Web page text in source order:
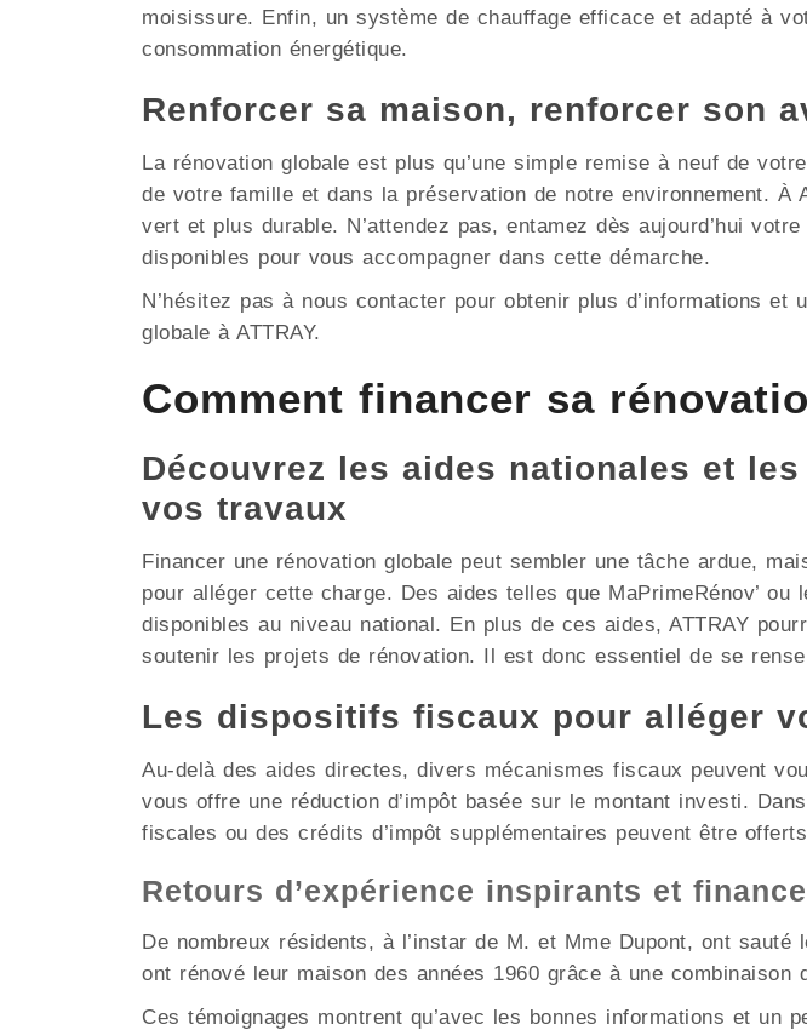
moisissure. Enfin, un système de chauffage efficace et adapté à
consommation énergétique.
Renforcer sa maison, renforcer son
La rénovation globale est plus qu’une simple remise à neuf de
de votre famille et dans la préservation de notre environnement. À
vert et plus durable. N’attendez pas, entamez dès aujourd’hui
disponibles pour vous accompagner dans cette démarche.
N’hésitez pas à nous contacter pour obtenir plus d’informations
globale à ATTRAY.
Comment financer sa
Découvrez les aides nationales et
vos travaux
Financer une rénovation globale peut sembler une tâche ardue,
pour alléger cette charge. Des aides telles que MaPrimeRénov’
disponibles au niveau national. En plus de ces aides, ATTRAY
soutenir les projets de rénovation. Il est donc essentiel de se
Les dispositifs fiscaux pour alléger
Au-delà des aides directes, divers mécanismes fiscaux peuvent
vous offre une réduction d’impôt basée sur le montant investi.
fiscales ou des crédits d’impôt supplémentaires peuvent être
Retours d’expérience inspirants et
De nombreux résidents, à l’instar de M. et Mme Dupont, ont
ont rénové leur maison des années 1960 grâce à une
Ces témoignages montrent qu’avec les bonnes informations et